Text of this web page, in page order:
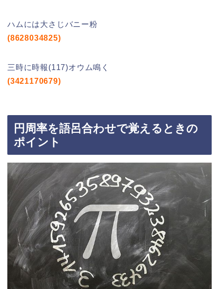
ハムには大さじバニー粉
(8628034825)
三時に時報(117)オウム鳴く
(3421170679)
円周率を語呂合わせで覚えるときの
ポイント